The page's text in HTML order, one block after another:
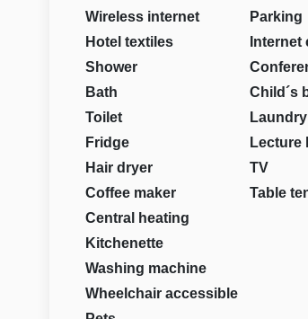
Wireless internet
Hotel textiles
Shower
Bath
Toilet
Fridge
Hair dryer
Coffee maker
Central heating
Kitchenette
Washing machine
Wheelchair accessible
Parking
Internet
Child´s
Lecture
TV
Table